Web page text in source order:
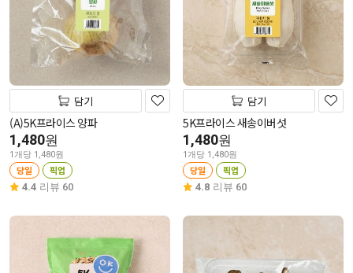
담기
(A)5K프라이스 양파
1,480원
1개당 1,480원
당일 픽업
4.4 리뷰 60
담기
5K프라이스 새송이버섯
1,480원
1개당 1,480원
당일 픽업
4.8 리뷰 60